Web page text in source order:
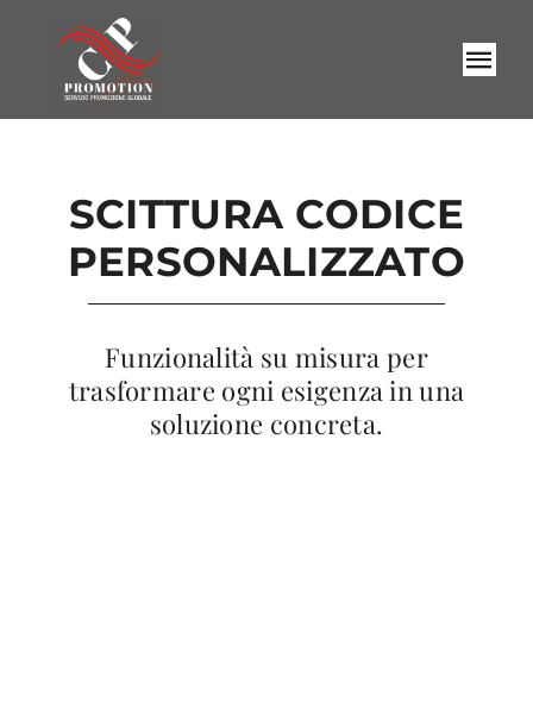
contenuto
SCITTURA CODICE
PERSONALIZZATO
Funzionalità su misura per
trasformare ogni esigenza in una
soluzione concreta.